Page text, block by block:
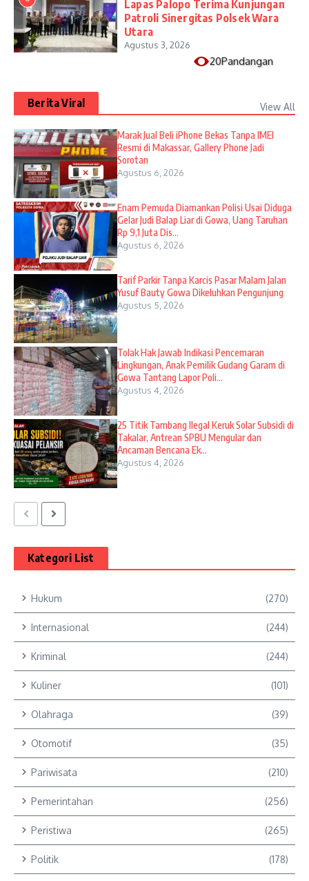
Lapas Palopo Terima Kunjungan
Patroli Sinergitas Polsek Wara
Utara
Agustus 3, 2026
20Pandangan
Berita Viral View All
​Marak Jual Beli iPhone Bekas Tanpa IMEI
Resmi di Makassar, Gallery Phone Jadi
Sorotan
Agustus 6, 2026
Enam Pemuda Diamankan Polisi Usai Diduga
Gelar Judi Balap Liar di Gowa, Uang Taruhan
Rp 9,1 Juta Dis...
Agustus 6, 2026
Tarif Parkir Tanpa Karcis Pasar Malam Jalan
Yusuf Bauty Gowa Dikeluhkan Pengunjung
Agustus 5, 2026
Tolak Hak Jawab Indikasi Pencemaran
Lingkungan, Anak Pemilik Gudang Garam di
Gowa Tantang Lapor Poli...
Agustus 4, 2026
25 Titik Tambang Ilegal Keruk Solar Subsidi di
Takalar, Antrean SPBU Mengular dan
Ancaman Bencana Ek...
Agustus 4, 2026
Kategori List
Hukum (270)
Internasional (244)
Kriminal (244)
Kuliner (101)
Olahraga (39)
Otomotif (35)
Pariwisata (210)
Pemerintahan (256)
Peristiwa (265)
Politik (178)